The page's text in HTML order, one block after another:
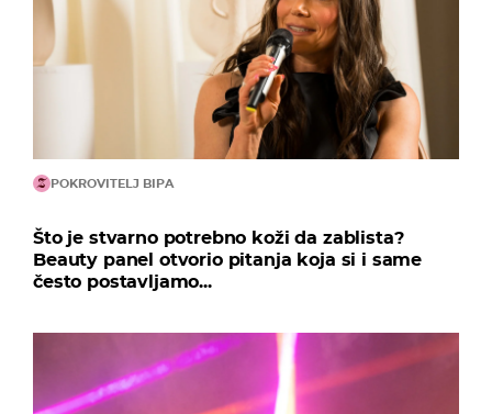
POKROVITELJ BIPA
Što je stvarno potrebno koži da zablista?
Beauty panel otvorio pitanja koja si i same
često postavljamo...